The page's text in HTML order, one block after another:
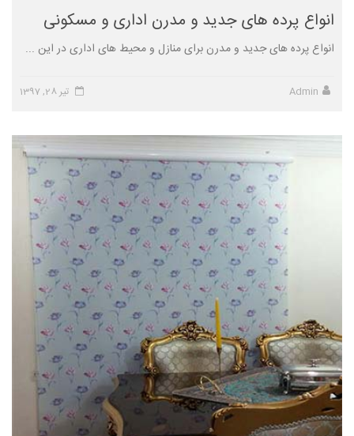
انواع پرده های جدید و مدرن اداری و مسکونی
انواع پرده های جدید و مدرن برای منازل و محیط های اداری در این ...
Admin تیر 28, 1397